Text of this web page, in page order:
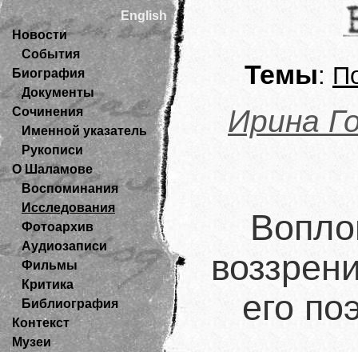
English
Новости
События
Биография
Документы
Сочинения
Именной указатель
Рукописи
О Шаламове
Воспоминания
Исследования
Фотоархив
Аудиозаписи
Фильмы
Критика
Библиография
Контекст
Музеи
Темы:
Ирина
его